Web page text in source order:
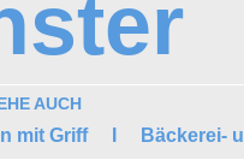
AUCH
mit Griff Bäckerei-